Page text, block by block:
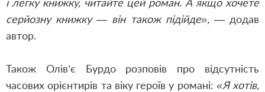
серйозну книжку — він також підійде»,— додав
автор.
Також Олів’є Бурдо розповів про відсутність
часових орієнтирів та віку героїв у романі: «Я хотів,